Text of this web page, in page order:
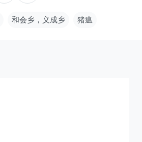
和会乡，义成乡 猪瘟